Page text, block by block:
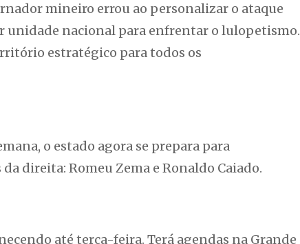
mineiro errou ao personalizar o ataque
nacional para enfrentar o lulopetismo.
estratégico para todos os
o estado agora se prepara para
direita: Romeu Zema e Ronaldo Caiado.
até terça-feira. Terá agendas na Grande